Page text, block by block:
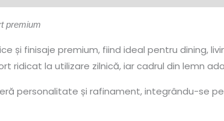
premium
și finisaje premium, fiind ideal pentru dining,
la utilizare zilnică, iar cadrul din lemn
personalitate și rafinament, integrându-se